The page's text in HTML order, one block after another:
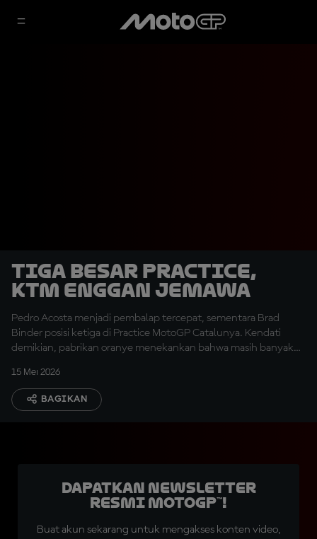
Tiga Besar Practice,
KTM Enggan Jemawa
Pedro Acosta menjadi pembalap tercepat, sementara Brad
Binder posisi ketiga di Practice MotoGP Catalunya. Kendati
demikian, pabrikan oranye menekankan bahwa masih banyak
15 Mei 2026
BAGIKAN
Dapatkan Newsletter
Resmi MotoGP™!
Buat akun sekarang untuk mengakses konten video,